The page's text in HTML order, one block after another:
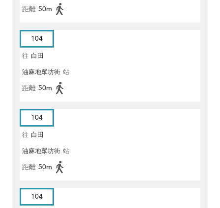
距離 50m
104
往 白田
油麻地眾坊街 站
距離 50m
104
往 白田
油麻地眾坊街 站
距離 50m
104